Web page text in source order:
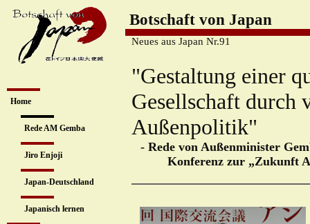
Botschaft von Japan
Neues aus Japan Nr.91
"Gestaltung einer
Gesellschaft durch
Außenpolitik"
- Rede von Außenminister
Konferenz zur „Zukunft
Home
Rede AM Gemba
Jiro Enjoji
Japan-Deutschland
Japanisch lernen